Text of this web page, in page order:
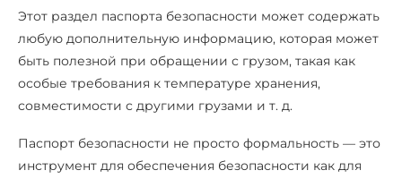
Этот раздел паспорта безопасности может содержать
любую дополнительную информацию, которая может
быть полезной при обращении с грузом, такая как
особые требования к температуре хранения,
совместимости с другими грузами и т. д.
Паспорт безопасности не просто формальность — это
инструмент для обеспечения безопасности как для